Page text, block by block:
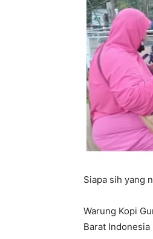
Siapa sih yang
Warung Kopi
Barat